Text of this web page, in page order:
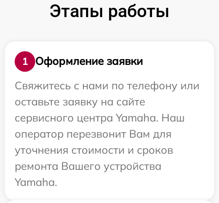
Этапы работы
1
Оформление заявки
Свяжитесь с нами по телефону или
оставьте заявку на сайте
сервисного центра Yamaha. Наш
оператор перезвонит Вам для
уточнения стоимости и сроков
ремонта Вашего устройства
Yamaha.